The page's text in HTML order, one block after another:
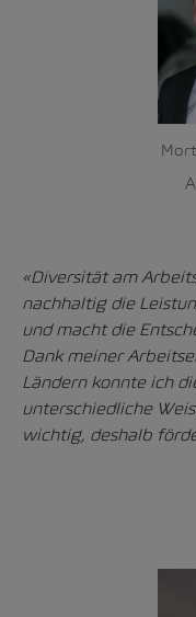
«Diversität am
nachhaltig die
und macht die
Dank meiner
Ländern konnte ich
unterschiedliche
wichtig, deshalb